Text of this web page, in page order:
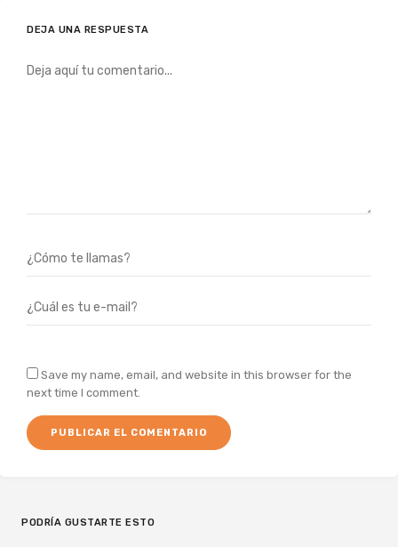
DEJA UNA RESPUESTA
Save my name, email, and website in this browser for the
next time I comment.
PODRÍA GUSTARTE ESTO